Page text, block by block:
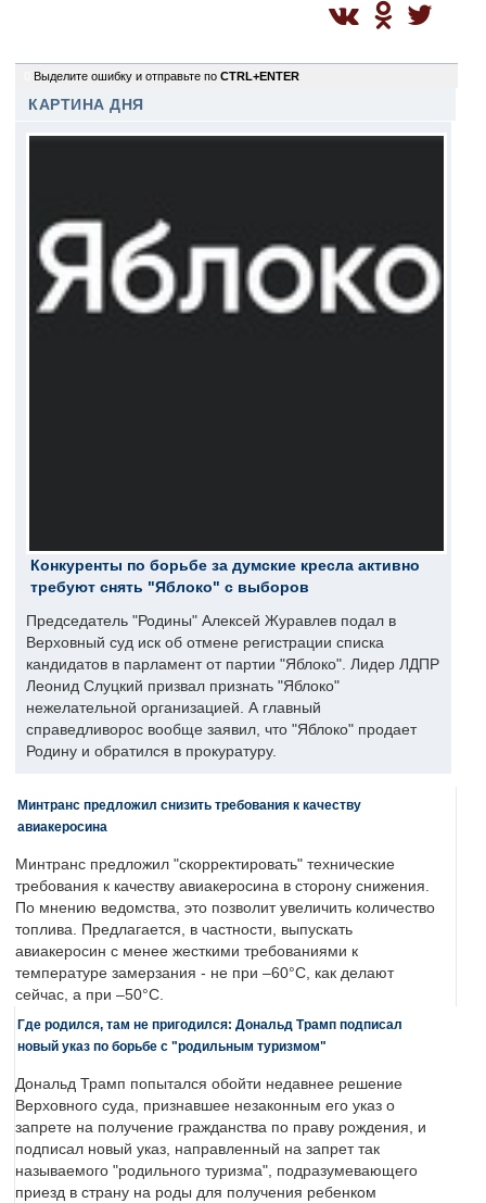
Выделите ошибку и отправьте по CTRL+ENTER
КАРТИНА ДНЯ
Конкуренты по борьбе за думские кресла активно
требуют снять "Яблоко" с выборов
Председатель "Родины" Алексей Журавлев подал в
Верховный суд иск об отмене регистрации списка
кандидатов в парламент от партии "Яблоко". Лидер ЛДПР
Леонид Слуцкий призвал признать "Яблоко"
нежелательной организацией. А главный
справедливорос вообще заявил, что "Яблоко" продает
Родину и обратился в прокуратуру.
Минтранс предложил снизить требования к качеству
авиакеросина
Минтранс предложил "скорректировать" технические
требования к качеству авиакеросина в сторону снижения.
По мнению ведомства, это позволит увеличить количество
топлива. Предлагается, в частности, выпускать
авиакеросин с менее жесткими требованиями к
температуре замерзания - не при –60°C, как делают
сейчас, а при –50°C.
Где родился, там не пригодился: Дональд Трамп подписал
новый указ по борьбе с "родильным туризмом"
Дональд Трамп попытался обойти недавнее решение
Верховного суда, признавшее незаконным его указ о
запрете на получение гражданства по праву рождения, и
подписал новый указ, направленный на запрет так
называемого "родильного туризма", подразумевающего
приезд в страну на роды для получения ребенком